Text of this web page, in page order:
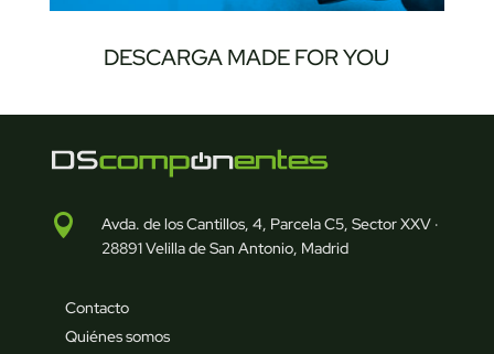
DESCARGA MADE FOR YOU

Avda. de los Cantillos, 4, Parcela C5, Sector XXV ·
28891 Velilla de San Antonio, Madrid
Contacto
Quiénes somos